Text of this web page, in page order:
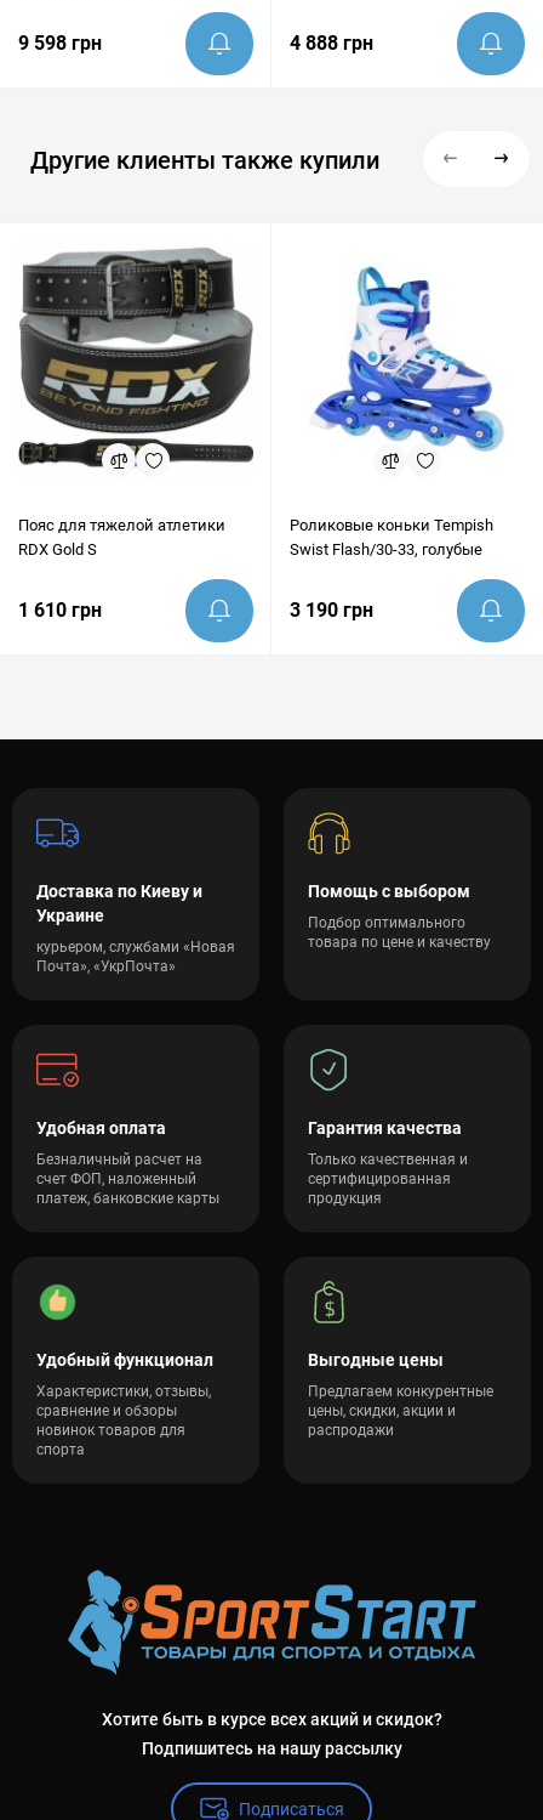
9 598 грн 4 888 грн
Другие клиенты также купили
Пояс для тяжелой атлетики
RDX Gold S
1 610 грн
Роликовые коньки Tempish
Swist Flash/30-33, голубые
3 190 грн
Доставка по Киеву и
Украине
курьером, службами «Новая
Почта», «УкрПочта»
Помощь с выбором
Подбор оптимального
товара по цене и качеству
Удобная оплата
Безналичный расчет на
счет ФОП, наложенный
платеж, банковские карты
Гарантия качества
Только качественная и
сертифицированная
продукция
Удобный функционал
Характеристики, отзывы,
сравнение и обзоры
новинок товаров для
спорта
Выгодные цены
Предлагаем конкурентные
цены, скидки, акции и
распродажи
Хотите быть в курсе всех акций и скидок?
Подпишитесь на нашу рассылку
Подписаться